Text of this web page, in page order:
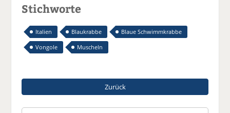
Stichworte
Italien Blaukrabbe
Blaue Schwimmkrabbe
Vongole
Muscheln
Zurück